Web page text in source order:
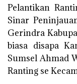
Pelantikan
Sinar
Gerindra
biasa disapa
Sumsel Ahmad
Ranting se